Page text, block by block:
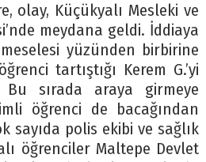
olay, Küçükyalı Mesleki ve
meydana geldi. İddiaya
yüzünden birbirine
tartıştığı Kerem G.’yi
Bu sırada araya girmeye
öğrenci de bacağından
sayıda polis ekibi ve sağlık
öğrenciler Maltepe Devlet